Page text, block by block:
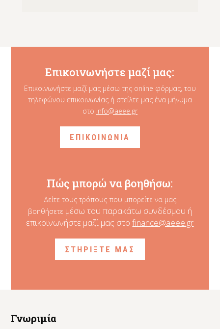
Επικοινωνήστε μαζί μας:
Επικοινωνήστε μαζί μας μέσω της online φόρμας, του
τηλεφώνου επικοινωνίας ή στείλτε μας ένα μήνυμα
στο info@aeee.gr
ΕΠΙΚΟΙΝΩΝΙΑ
Πώς μπορώ να βοηθήσω:
Δείτε τους τρόπους που μπορείτε να μας
βοηθήσετε μέσω του παρακάτω συνδέσμου ή
επικοινωνήστε μαζί μας στοfinance@aeee.gr
ΣΤΗΡΙΞΤΕ ΜΑΣ
Γνωριμία